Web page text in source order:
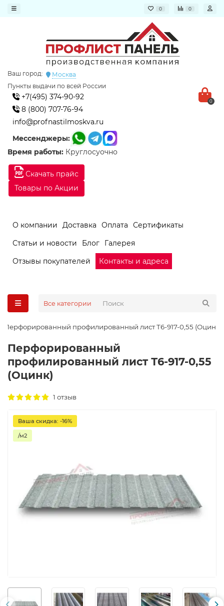
0 0
Скачать прайс
Товары по Акции
Ваш город:
Москва
Пункты выдачи по всей России
+7(495) 374-90-92
8 (800) 707-76-94
info@profnastilmoskva.ru
Мессенджеры:
Время работы: Круглосуочно
0
О компании Доставка Оплата
Сертификаты
Статьи и новости
Блог
Галерея
Отзывы покупателей
Контакты и адреса
Все категории
Перфорированный профилированный лист Т6-917-0,55 (Оцинк)
Перфорированный
профилированный лист Т6-917-0,55
(Оцинк)
1 отзыв
Ваша скидка: -16%
/м2